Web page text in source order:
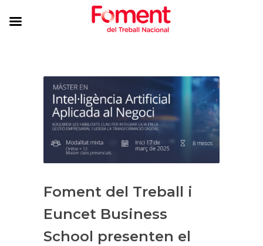
Foment del Treball i
Euncet Business
School presenten el